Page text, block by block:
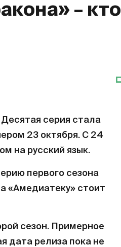
– кто
Десятая серия стала
23 октября. С 24
на русский язык.
первого сезона
«Амедиатеку» стоит
сезон. Примерное
дата релиза пока не